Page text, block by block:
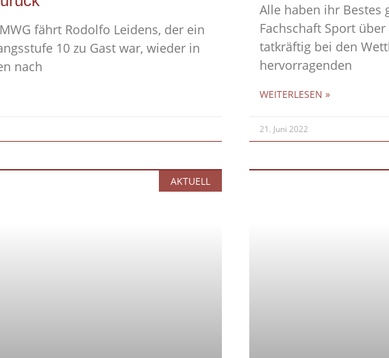
fährt Rodolfo Leidens, der ein
10 zu Gast war, wieder in
nach
Alle haben ihr Bestes
Fachschaft Sport
tatkräftig bei den
hervorragenden
WEITERLESEN »
21. Juni 2022
AKTUELL